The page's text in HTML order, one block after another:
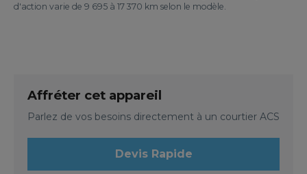
d'action varie de 9 695 à 17 370 km selon le modèle.
Affréter cet appareil
Parlez de vos besoins directement à un courtier ACS
Devis Rapide